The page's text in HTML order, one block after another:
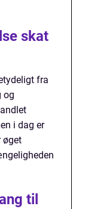
skat
fra
og
i dag er
øget
til